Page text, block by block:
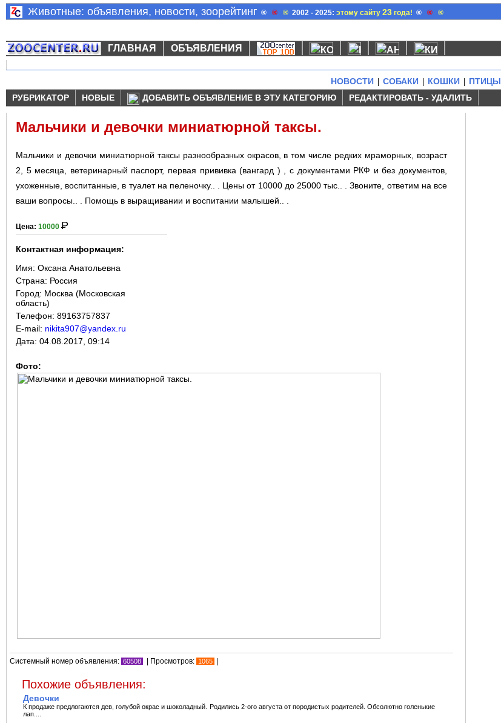
Животные: объявления, новости, зоорейтинг ® ® ® 2002 - 2025:этому сайту23 года! ® ® ®
ГЛАВНАЯ ОБЪЯВЛЕНИЯ
НОВОСТИ СОБАКИ КОШКИ ПТИЦЫ
РУБРИКАТОР
НОВЫЕ ДОБАВИТЬ ОБЪЯВЛЕНИЕ В ЭТУ КАТЕГОРИЮ РЕДАКТИРОВАТЬ - УДАЛИТЬ
Мальчики и девочки миниатюрной таксы.
Мальчики и девочки миниатюрной таксы разнообразных окрасов, в том числе редких мраморных, возраст
2, 5 месяца, ветеринарный паспорт, первая прививка (вангард ) , с документами РКФ и без документов,
ухоженные, воспитанные, в туалет на пеленочку.. . Цены от 10000 до 25000 тыс.. . Звоните, ответим на все
ваши вопросы.. . Помощь в выращивании и воспитании малышей.. .
Цена: 10000 Р
Контактная информация:
Имя: Оксана Анатольевна
Страна: Россия
Город: Москва (Московская
область)
Телефон: 89163757837
E-mail: nikita907@yandex.ru
Дата: 04.08.2017, 09:14
Фото:
Системный номер объявления: 60508 | Просмотров: 1065
Похожие объявления:
Девочки
К продаже предлогаются дев, голубой окрас и шоколадный. Родились 2-ого августа от породистыx родителей. Обсолютно голенькие
лап....